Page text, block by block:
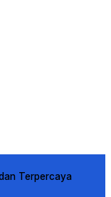
Terpercaya